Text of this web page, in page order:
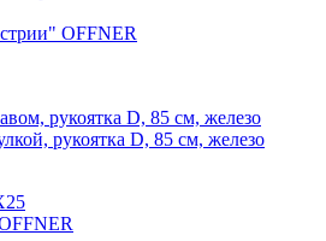
OFFNER
рукоятка D, 85 см, железо
рукоятка D, 85 см, железо